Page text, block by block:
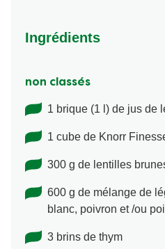
Ingrédients
non classés
1 brique (1 l) de jus de
1 cube de Knorr
300 g de lentilles
600 g de mélange de
blanc, poivron et /ou
3 brins de thym